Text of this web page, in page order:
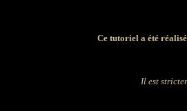
Ce tutoriel a été
Il est